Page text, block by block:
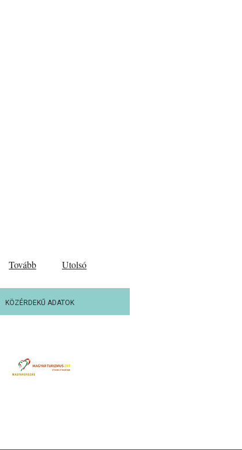
Tovább Utolsó
KÖZÉRDEKŰ ADATOK